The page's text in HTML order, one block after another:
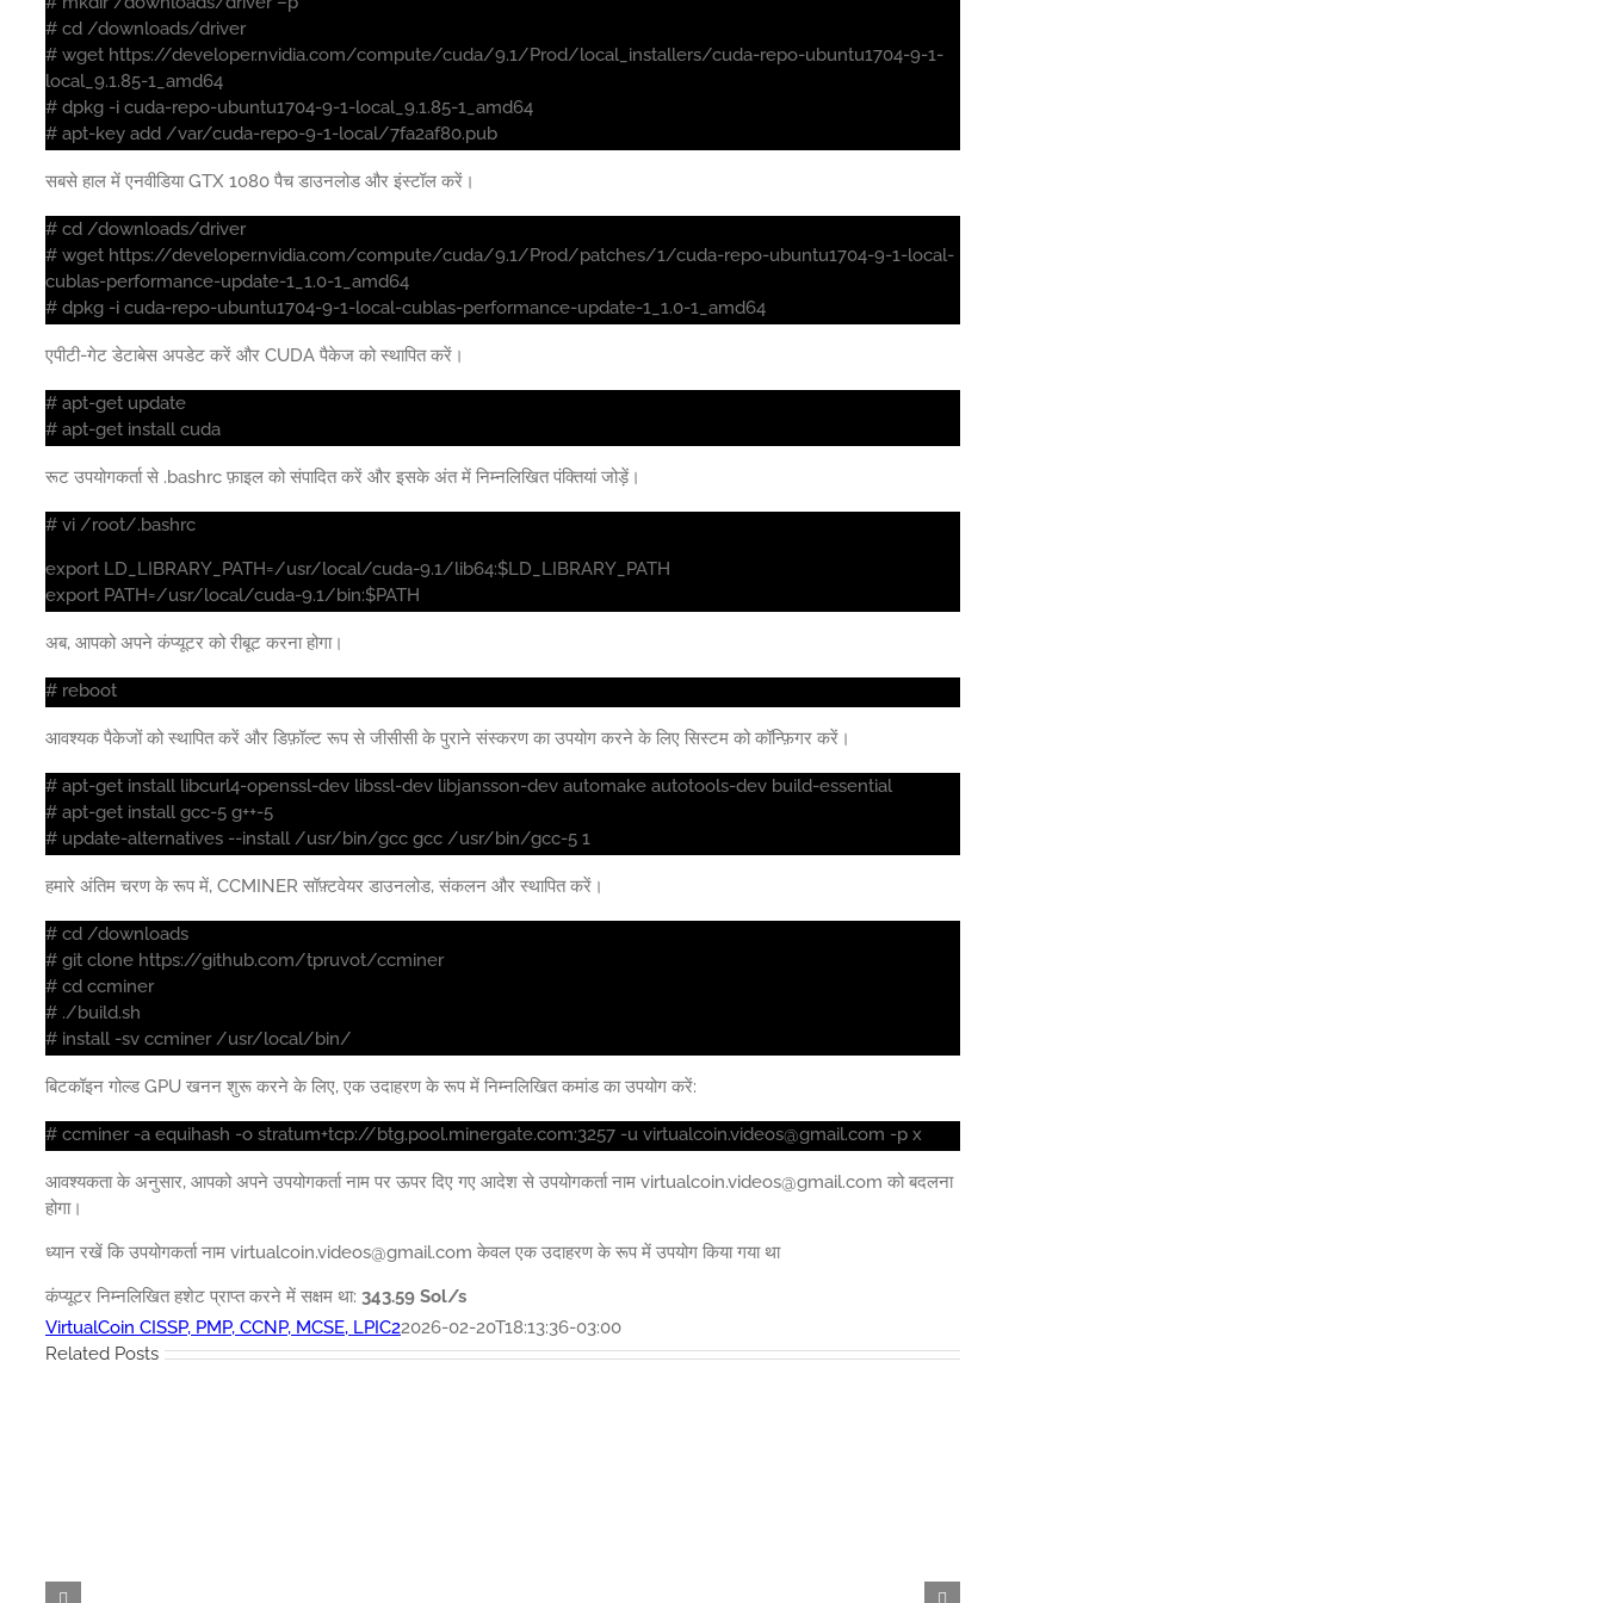
# cd /downloads/driver
# wget https://developer.nvidia.com/compute/cuda/9.1/Prod/local_installers/cuda-repo-ubuntu1704-9-1-
local_9.1.85-1_amd64
# dpkg -i cuda-repo-ubuntu1704-9-1-local_9.1.85-1_amd64
# apt-key add /var/cuda-repo-9-1-local/7fa2af80.pub
सबसे हाल में एनवीडिया GTX 1080 पैच डाउनलोड और इंस्टॉल करें।
# cd /downloads/driver
# wget https://developer.nvidia.com/compute/cuda/9.1/Prod/patches/1/cuda-repo-ubuntu1704-9-1-local-
cublas-performance-update-1_1.0-1_amd64
# dpkg -i cuda-repo-ubuntu1704-9-1-local-cublas-performance-update-1_1.0-1_amd64
एपीटी-गेट डेटाबेस अपडेट करें और CUDA पैकेज को स्थापित करें।
# apt-get update
# apt-get install cuda
रूट उपयोगकर्ता से .bashrc फ़ाइल को संपादित करें और इसके अंत में निम्नलिखित पंक्तियां जोड़ें।
# vi /root/.bashrc
export LD_LIBRARY_PATH=/usr/local/cuda-9.1/lib64:$LD_LIBRARY_PATH
export PATH=/usr/local/cuda-9.1/bin:$PATH
अब, आपको अपने कंप्यूटर को रीबूट करना होगा।
# reboot
आवश्यक पैकेजों को स्थापित करें और डिफ़ॉल्ट रूप से जीसीसी के पुराने संस्करण का उपयोग करने के लिए सिस्टम को कॉन्फ़िगर करें।
# apt-get install libcurl4-openssl-dev libssl-dev libjansson-dev automake autotools-dev build-essential
# apt-get install gcc-5 g++-5
# update-alternatives --install /usr/bin/gcc gcc /usr/bin/gcc-5 1
हमारे अंतिम चरण के रूप में, CCMINER सॉफ़्टवेयर डाउनलोड, संकलन और स्थापित करें।
# cd /downloads
# git clone https://github.com/tpruvot/ccminer
# cd ccminer
# ./build.sh
# install -sv ccminer /usr/local/bin/
बिटकॉइन गोल्ड GPU खनन शुरू करने के लिए, एक उदाहरण के रूप में निम्नलिखित कमांड का उपयोग करें:
# ccminer -a equihash -o stratum+tcp://btg.pool.minergate.com:3257 -u virtualcoin.videos@gmail.com -p x
आवश्यकता के अनुसार, आपको अपने उपयोगकर्ता नाम पर ऊपर दिए गए आदेश से उपयोगकर्ता नाम virtualcoin.videos@gmail.com को बदलना
होगा।
ध्यान रखें कि उपयोगकर्ता नाम virtualcoin.videos@gmail.com केवल एक उदाहरण के रूप में उपयोग किया गया था
कंप्यूटर निम्नलिखित हशेट प्राप्त करने में सक्षम था: 343.59 Sol/s
VirtualCoin CISSP, PMP, CCNP, MCSE, LPIC22026-02-20T18:13:36-03:00
Related Posts